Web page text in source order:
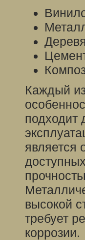
Каждый
подходит
является
высокой
требует
коррозии.